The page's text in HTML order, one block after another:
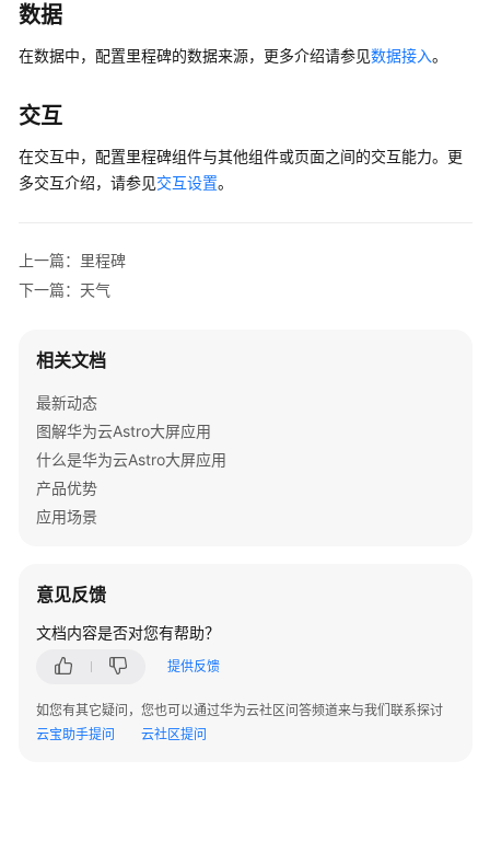
件
发
范
华
为
大
应
私
有
化
部
最
佳
频
文
数据
在数据中，配置里程碑的数据来源，更多介绍请参见数据接入。
交互
在交互中，配置里程碑组件与其他组件或页面之间的交互能力。更
多交互介绍，请参见交互设置。
上一篇：里程碑
下一篇：天气
相关文档
最新动态
图解华为云Astro大屏应用
什么是华为云Astro大屏应用
产品优势
应用场景
意见反馈
文档内容是否对您有帮助？
提供反馈
如您有其它疑问，您也可以通过华为云社区问答频道来与我们联系探讨
云宝助手提问
云社区提问